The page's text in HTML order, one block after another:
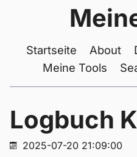
Startseite About
Meine Tools
Logbuch
2025-07-20 21:09:00